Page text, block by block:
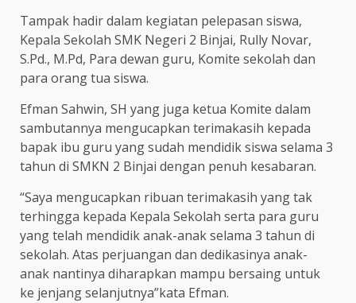
Tampak hadir dalam kegiatan pelepasan siswa,
Kepala Sekolah SMK Negeri 2 Binjai, Rully Novar,
S.Pd., M.Pd, Para dewan guru, Komite sekolah dan
para orang tua siswa.
Efman Sahwin, SH yang juga ketua Komite dalam
sambutannya mengucapkan terimakasih kepada
bapak ibu guru yang sudah mendidik siswa selama 3
tahun di SMKN 2 Binjai dengan penuh kesabaran.
“Saya mengucapkan ribuan terimakasih yang tak
terhingga kepada Kepala Sekolah serta para guru
yang telah mendidik anak-anak selama 3 tahun di
sekolah. Atas perjuangan dan dedikasinya anak-
anak nantinya diharapkan mampu bersaing untuk
ke jenjang selanjutnya”kata Efman.